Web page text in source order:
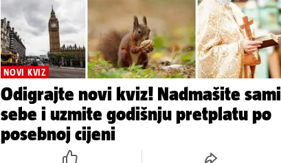
NOVI KVIZ
Odigrajte novi kviz! Nadmašite sami
sebe i uzmite godišnju pretplatu po
posebnoj cijeni